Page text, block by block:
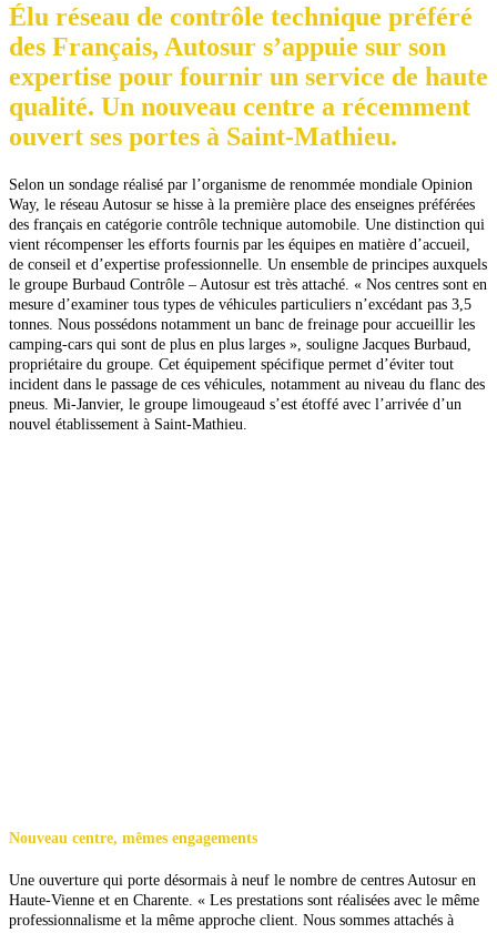
Élu réseau de contrôle technique préféré
des Français, Autosur s’appuie sur son
expertise pour fournir un service de haute
qualité. Un nouveau centre a récemment
ouvert ses portes à Saint-Mathieu.
Selon un sondage réalisé par l’organisme de renommée mondiale Opinion
Way, le réseau Autosur se hisse à la première place des enseignes préférées
des français en catégorie contrôle technique automobile. Une distinction qui
vient récompenser les efforts fournis par les équipes en matière d’accueil,
de conseil et d’expertise professionnelle. Un ensemble de principes auxquels
le groupe Burbaud Contrôle – Autosur est très attaché. « Nos centres sont en
mesure d’examiner tous types de véhicules particuliers n’excédant pas 3,5
tonnes. Nous possédons notamment un banc de freinage pour accueillir les
camping-cars qui sont de plus en plus larges », souligne Jacques Burbaud,
propriétaire du groupe. Cet équipement spécifique permet d’éviter tout
incident dans le passage de ces véhicules, notamment au niveau du flanc des
pneus. Mi-Janvier, le groupe limougeaud s’est étoffé avec l’arrivée d’un
nouvel établissement à Saint-Mathieu.
Nouveau centre, mêmes engagements
Une ouverture qui porte désormais à neuf le nombre de centres Autosur en
Haute-Vienne et en Charente. « Les prestations sont réalisées avec le même
professionnalisme et la même approche client. Nous sommes attachés à